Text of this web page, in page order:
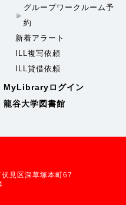
グループワークルーム予
約
新着アラート
ILL複写依頼
ILL貸借依頼
MyLibraryログイン
龍谷大学図書館
見区深草塚本町67